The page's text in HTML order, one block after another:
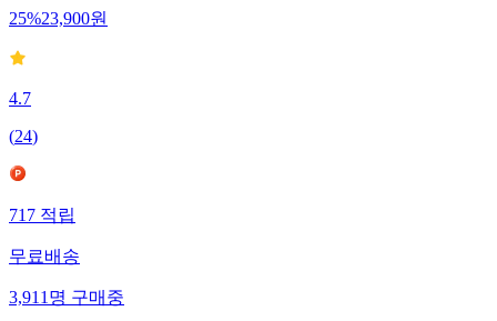
25%23,900원
4.7
(24)
717 적립
무료배송
3,911 명 구매중